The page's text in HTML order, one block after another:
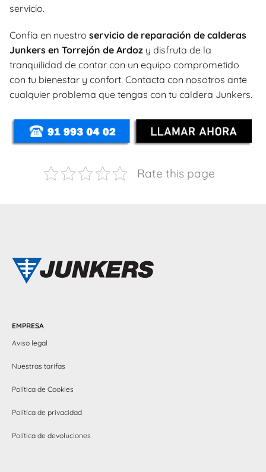
servicio.
Confía en nuestro servicio de reparación de calderas
Junkers en Torrejón de Ardoz y disfruta de la
tranquilidad de contar con un equipo comprometido
con tu bienestar y confort. Contacta con nosotros ante
cualquier problema que tengas con tu caldera Junkers.
Rate this page
EMPRESA
Aviso legal
Nuestras tarifas
Política de Cookies
Política de privacidad
Política de devoluciones